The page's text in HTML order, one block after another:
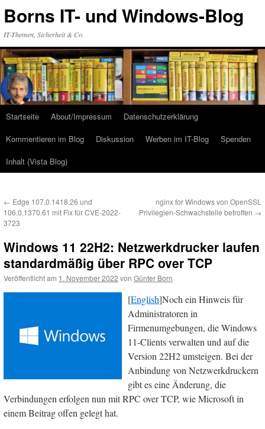
Inhalt
Borns IT- und Windows-Blog
IT-Themen, Sicherheit & Co.
Startseite About/Impressum
Datenschutzerklärung
Kommentieren im Blog
Diskussion Werben im IT-Blog
Spenden
Inhalt (Vista Blog)
← Edge 107.0.1418.26 und
106.0.1370.61 mit Fix für CVE-2022-
3723
nginx for Windows von OpenSSL
Privilegien-Schwachstelle betroffen →
Windows 11 22H2: Netzwerkdrucker laufen
standardmäßig über RPC over TCP
Veröffentlicht am 1. November 2022 von Günter Born
[English]Noch ein Hinweis für
Administratoren in
Firmenumgebungen, die Windows
11-Clients verwalten und auf die
Version 22H2 umsteigen. Bei der
Anbindung von Netzwerkdruckern
gibt es eine Änderung, die
Verbindungen erfolgen nun mit RPC over TCP, wie Microsoft in
einem Beitrag offen gelegt hat.